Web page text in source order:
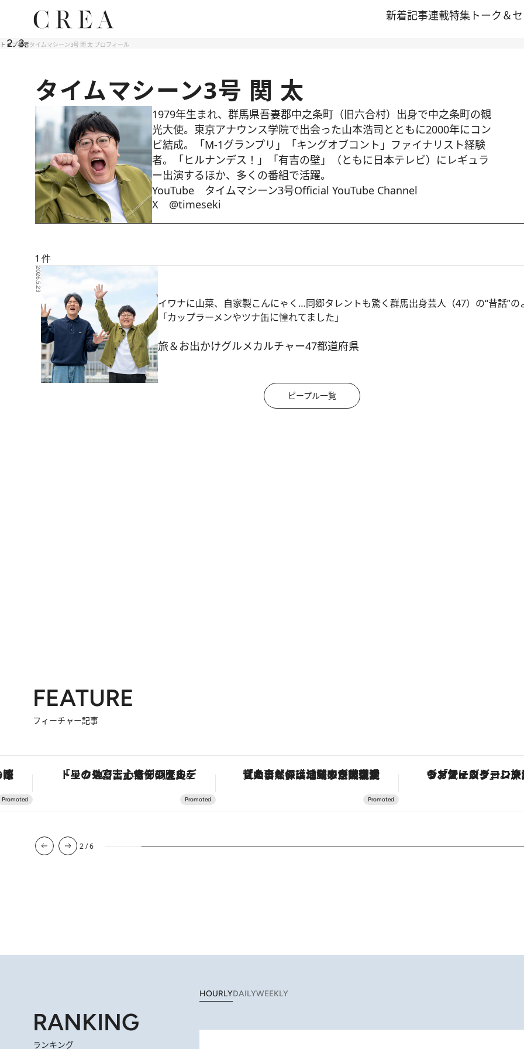
新着記事連載特集 トーク＆
トップ著者タイムマシーン3号 関 太 プロフィール
タイムマシーン3号 関 太
1979年生まれ、群馬県吾妻郡中之条町（旧六合村）出身で中之条町の観
光大使。東京アナウンス学院で出会った山本浩司とともに2000年にコン
ビ結成。「M-1グランプリ」「キングオブコント」ファイナリスト経験
者。「ヒルナンデス！」「有吉の壁」（ともに日本テレビ）にレギュラ
ー出演するほか、多くの番組で活躍。
YouTube タイムマシーン3号Official YouTube Channel
X @timeseki
1 件
2026.5.23
イワナに山菜、自家製こんにゃく…同郷タレントも驚く群馬出身芸人（47）の“昔話”の
「カップラーメンやツナ缶に憧れてました」
旅＆お出かけグルメカルチャー47都道府県
ピープル一覧
FEATURE
フィーチャー記事
呼ぶ郷土の味 「星のや富士」でデジタルデトックス。冨士信仰の歴史を辿り、心身を調える。 「大事なのは地域の意識を変えること」。ロレックス賞受賞の自然保護活動家が実現させたナイジェリアの自然環境の復活
2/6
RANKING
ランキング
HOURLYDAILYWEEKLY